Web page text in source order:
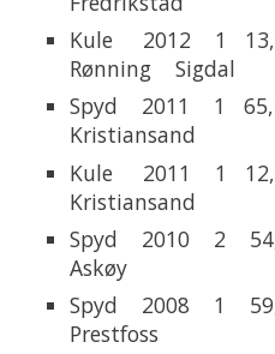
Kule 2012 1
Rønning Sigdal
Spyd 2011 1
Kristiansand
Kule 2011 1
Kristiansand
Spyd 2010 2
Askøy
Spyd 2008 1
Prestfoss